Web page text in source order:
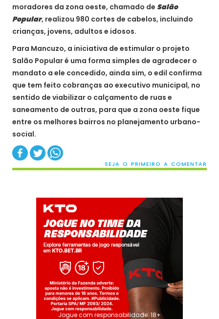
moradores da zona oeste, chamado de Salão
Popular, realizou 980 cortes de cabelos, incluindo
crianças, jovens, adultos e idosos.
Para Mancuzo, a iniciativa de estimular o projeto
Salão Popular é uma forma simples de agradecer o
mandato a ele concedido, ainda sim, o edil confirma
que tem feito cobranças ao executivo municipal, no
sentido de viabilizar o calçamento de ruas e
saneamento de outras, para que a zona oeste fique
entre os melhores bairros no planejamento urbano-
social.
SEJA O PRIMEIRO A COMENTAR
Jogue com responsabilidade. 18+